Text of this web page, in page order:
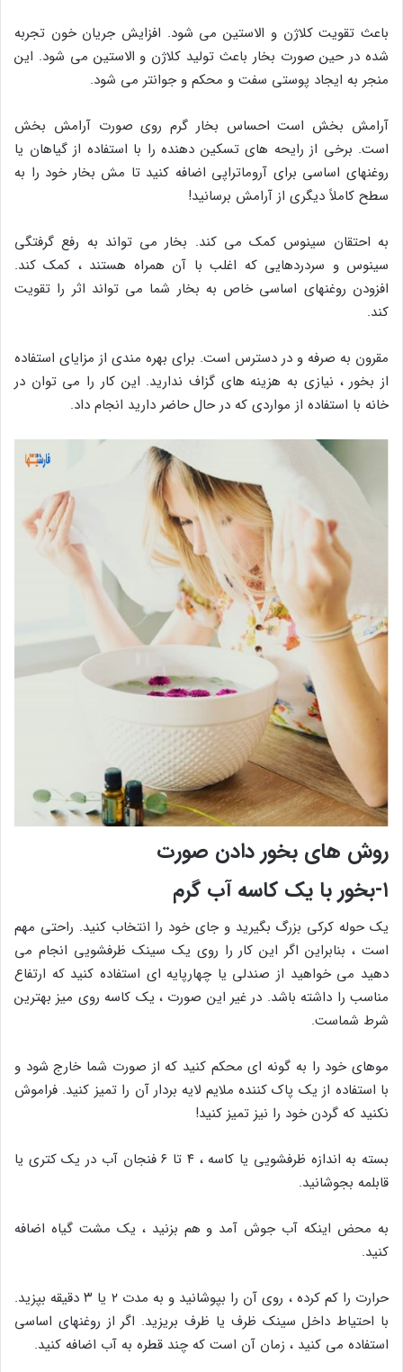
باعث تقویت کلاژن و الاستین می شود. افزایش جریان خون تجربه
شده در حین صورت بخار باعث تولید کلاژن و الاستین می شود. این
منجر به ایجاد پوستی سفت و محکم و جوانتر می شود.
آرامش بخش است احساس بخار گرم روی صورت آرامش بخش
است. برخی از رایحه های تسکین دهنده را با استفاده از گیاهان یا
روغنهای اساسی برای آروماتراپی اضافه کنید تا مش بخار خود را به
سطح کاملاً دیگری از آرامش برسانید!
به احتقان سینوس کمک می کند. بخار می تواند به رفع گرفتگی
سینوس و سردردهایی که اغلب با آن همراه هستند ، کمک کند.
افزودن روغنهای اساسی خاص به بخار شما می تواند اثر را تقویت
کند.
مقرون به صرفه و در دسترس است. برای بهره مندی از مزایای استفاده
از بخور ، نیازی به هزینه های گزاف ندارید. این کار را می توان در
خانه با استفاده از مواردی که در حال حاضر دارید انجام داد.
روش های بخور دادن صورت
۱-بخور با یک کاسه آب گرم
یک حوله کرکی بزرگ بگیرید و جای خود را انتخاب کنید. راحتی مهم
است ، بنابراین اگر این کار را روی یک سینک ظرفشویی انجام می
دهید می خواهید از صندلی یا چهارپایه ای استفاده کنید که ارتفاع
مناسب را داشته باشد. در غیر این صورت ، یک کاسه روی میز بهترین
شرط شماست.
موهای خود را به گونه ای محکم کنید که از صورت شما خارج شود و
با استفاده از یک پاک کننده ملایم لایه بردار آن را تمیز کنید. فراموش
نکنید که گردن خود را نیز تمیز کنید!
بسته به اندازه ظرفشویی یا کاسه ، ۴ تا ۶ فنجان آب در یک کتری یا
قابلمه بجوشانید.
به محض اینکه آب جوش آمد و هم بزنید ، یک مشت گیاه اضافه
کنید.
حرارت را کم کرده ، روی آن را بپوشانید و به مدت ۲ یا ۳ دقیقه بپزید.
با احتیاط داخل سینک ظرف یا ظرف بریزید. اگر از روغنهای اساسی
استفاده می کنید ، زمان آن است که چند قطره به آب اضافه کنید.